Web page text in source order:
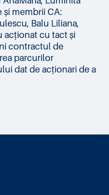
și membrii CA:
Balu Liliana,
acționat cu tact și
contractul de
parcurilor
dat de acționari de a